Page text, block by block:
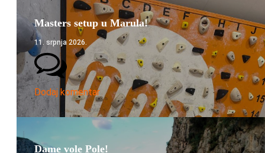
Masters setup u Marula!
11. srpnja 2026.
Dodaj komentar
Dame vole Pole!